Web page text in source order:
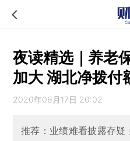
夜读精选｜养老
加大 湖北净拨付
2020年06月17日 20:02
推荐：业绩难看披露存